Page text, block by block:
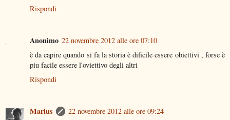
Rispondi
Anonimo 22 novembre 2012 alle ore 07:10
è da capire quando si fa la storia è dificile essere obiettivi , forse è
piu facile essere l'oviettivo degli altri
Rispondi
Marius
22 novembre 2012 alle ore 09:24